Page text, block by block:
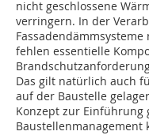
nicht geschlossene
verringern. In der
fehlen es­­sentielle
Das gilt natürlich auch
auf der Baustelle
Konzept zur Einführung